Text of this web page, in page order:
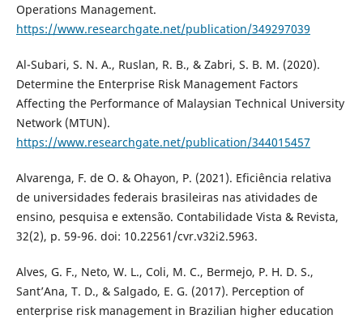
Operations Management.
https://www.researchgate.net/publication/349297039
Al-Subari, S. N. A., Ruslan, R. B., & Zabri, S. B. M. (2020).
Determine the Enterprise Risk Management Factors
Affecting the Performance of Malaysian Technical University
Network (MTUN).
https://www.researchgate.net/publication/344015457
Alvarenga, F. de O. & Ohayon, P. (2021). Eficiência relativa
de universidades federais brasileiras nas atividades de
ensino, pesquisa e extensão. Contabilidade Vista & Revista,
32(2), p. 59-96. doi: 10.22561/cvr.v32i2.5963.
Alves, G. F., Neto, W. L., Coli, M. C., Bermejo, P. H. D. S.,
Sant’Ana, T. D., & Salgado, E. G. (2017). Perception of
enterprise risk management in Brazilian higher education